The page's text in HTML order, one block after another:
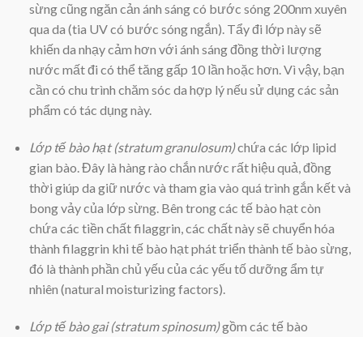
sừng cũng ngăn cản ánh sáng có bước sóng 200nm xuyên
qua da (tia UV có bước sóng ngắn). Tẩy đi lớp này sẽ
khiến da nhạy cảm hơn với ánh sáng đồng thời lượng
nước mất đi có thể tăng gấp 10 lần hoặc hơn. Vì vậy, bạn
cần có chu trình chăm sóc da hợp lý nếu sử dụng các sản
phẩm có tác dụng này.
Lớp tế bào hạt (stratum granulosum)chứa các lớp lipid
gian bào. Đây là hàng rào chắn nước rất hiệu quả, đồng
thời giúp da giữ nước và tham gia vào quá trình gắn kết và
bong vảy của lớp sừng. Bên trong các tế bào hạt còn
chứa các tiền chất filaggrin, các chất này sẽ chuyển hóa
thành filaggrin khi tế bào hạt phát triển thành tế bào sừng,
đó là thành phần chủ yếu của các yếu tố dưỡng ẩm tự
nhiên (natural moisturizing factors).
Lớp tế bào gai (stratum spinosum)gồm các tế bào